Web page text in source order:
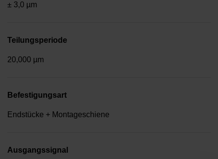
± 3,0 µm
Teilungsperiode
20,000 µm
Befestigungsart
Endstücke + Montageschiene
Ausgangssignal